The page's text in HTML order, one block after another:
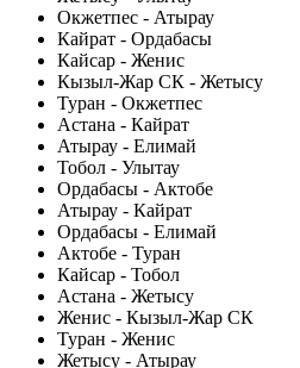
Окжетпес - Атырау
Кайрат - Ордабасы
Кайсар - Женис
Кызыл-Жар СК - Жетысу
Туран - Окжетпес
Астана - Кайрат
Атырау - Елимай
Тобол - Улытау
Ордабасы - Актобе
Атырау - Кайрат
Ордабасы - Елимай
Актобе - Туран
Кайсар - Тобол
Астана - Жетысу
Женис - Кызыл-Жар СК
Туран - Женис
Жетысу - Атырау